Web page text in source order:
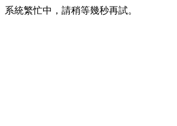
系統繁忙中，請稍等幾秒再試。